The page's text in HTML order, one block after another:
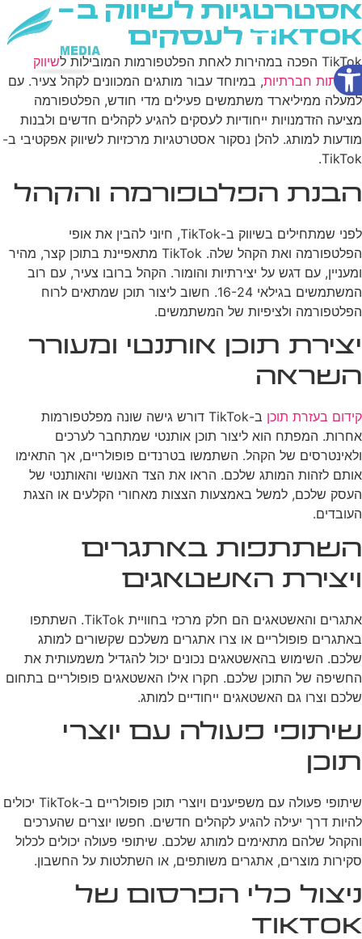
פתח סרגל נגישות
אסטרטגיות לשיווק ב-
TikTok לעסקים
TikTok הפכה במהירות לאחת הפלטפורמות המובילות ל
שיווק
ברשתות חברתיות, במיוחד עבור מותגים המכוונים לקהל צעיר. עם
למעלה ממיליארד משתמשים פעילים מדי חודש, הפלטפורמה
מציעה הזדמנויות ייחודיות לעסקים להגיע לקהלים חדשים ולבנות
מודעות למותג. להלן נסקור אסטרטגיות מרכזיות לשיווק אפקטיבי ב-
TikTok.
הבנת הפלטפורמה והקהל
לפני שמתחילים בשיווק ב-TikTok, חיוני להבין את אופי
הפלטפורמה ואת הקהל שלה. TikTok מתאפיינת בתוכן קצר, מהיר
ומעניין, עם דגש על יצירתיות והומור. הקהל ברובו צעיר, עם רוב
המשתמשים בגילאי 16-24. חשוב ליצור תוכן שמתאים לרוח
הפלטפורמה ולציפיות של המשתמשים.
יצירת תוכן אותנטי ומעורר
השראה
קידום בעזרת תוכן
ב-TikTok דורש גישה שונה מפלטפורמות
אחרות. המפתח הוא ליצור תוכן אותנטי שמתחבר לערכים
ולאינטרסים של הקהל. השתמשו בטרנדים פופולריים, אך התאימו
אותם לזהות המותג שלכם. הראו את הצד האנושי והאותנטי של
העסק שלכם, למשל באמצעות הצצות מאחורי הקלעים או הצגת
העובדים.
השתתפות באתגרים
ויצירת האשטאגים
אתגרים והאשטאגים הם חלק מרכזי בחוויית TikTok. השתתפו
באתגרים פופולריים או צרו אתגרים משלכם שקשורים למותג
שלכם. השימוש בהאשטאגים נכונים יכול להגדיל משמעותית את
החשיפה של התוכן שלכם. חקרו אילו האשטאגים פופולריים בתחום
שלכם וצרו גם האשטאגים ייחודיים למותג.
שיתופי פעולה עם יוצרי
תוכן
שיתופי פעולה עם משפיענים ויוצרי תוכן פופולריים ב-TikTok יכולים
להיות דרך יעילה להגיע לקהלים חדשים. חפשו יוצרים שהערכים
והקהל שלהם מתאימים למותג שלכם. שיתופי פעולה יכולים לכלול
סקירות מוצרים, אתגרים משותפים, או השתלטות על החשבון.
ניצול כלי הפרסום של
TikTok